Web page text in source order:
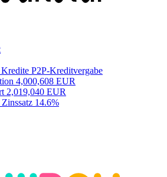
Kredite P2P-Kreditvergabe
4,000,608 EUR
2,019,040 EUR
14.6%